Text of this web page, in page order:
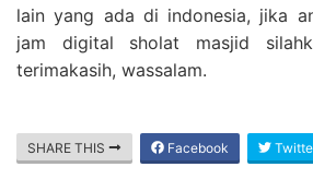
lain yang ada di indonesia, jika
jam digital sholat masjid
terimakasih, wassalam.
SHARE THIS Facebook